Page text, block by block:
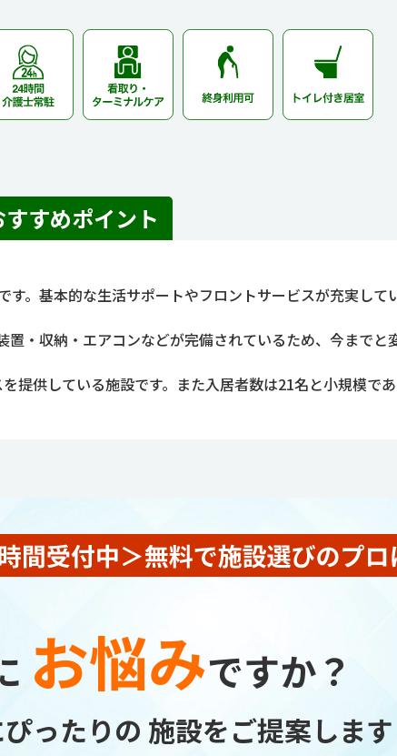
すめポイント
。基本的な生活サポートやフロントサービスが充実してい
・収納・エアコンなどが完備されているため、今までと
提供している施設です。また入居者数は21名と小規模であ
お悩みですか？
ったりの 施設をご提案します